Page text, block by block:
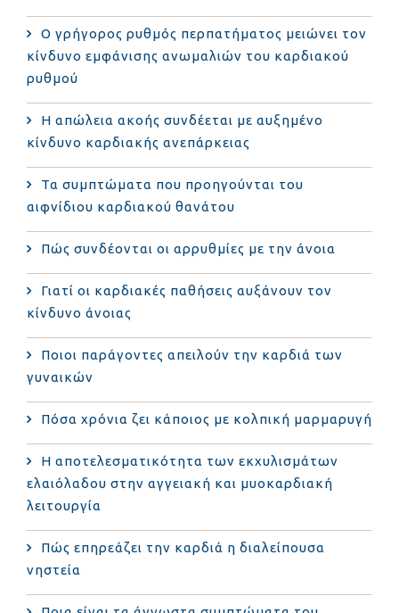
Ο γρήγορος ρυθμός περπατήματος μειώνει τον
κίνδυνο εμφάνισης ανωμαλιών του καρδιακού
ρυθμού
Η απώλεια ακοής συνδέεται με αυξημένο
κίνδυνο καρδιακής ανεπάρκειας
Τα συμπτώματα που προηγούνται του
αιφνίδιου καρδιακού θανάτου
Πώς συνδέονται οι αρρυθμίες με την άνοια
Γιατί οι καρδιακές παθήσεις αυξάνουν τον
κίνδυνο άνοιας
Ποιοι παράγοντες απειλούν την καρδιά των
γυναικών
Πόσα χρόνια ζει κάποιος με κολπική μαρμαρυγή
Η αποτελεσματικότητα των εκχυλισμάτων
ελαιόλαδου στην αγγειακή και μυοκαρδιακή
λειτουργία
Πώς επηρεάζει την καρδιά η διαλείπουσα
νηστεία